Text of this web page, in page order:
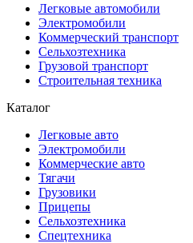
Легковые автомобили
Электромобили
Коммерческий транспорт
Сельхозтехника
Грузовой транспорт
Строительная техника
Каталог
Легковые авто
Электромобили
Коммерческие авто
Тягачи
Грузовики
Прицепы
Сельхозтехника
Спецтехника